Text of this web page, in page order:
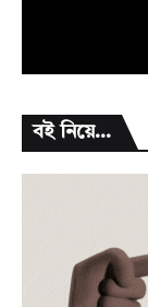
বই নিয়ে...